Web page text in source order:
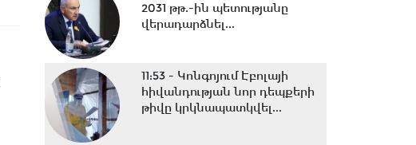
2031 թթ.-ին պետությանը
վերադարձնել...
11:53 - Կոնգոյում Էբոլայի
հիվանդության նոր դեպքերի
թիվը կրկնապատկվել...